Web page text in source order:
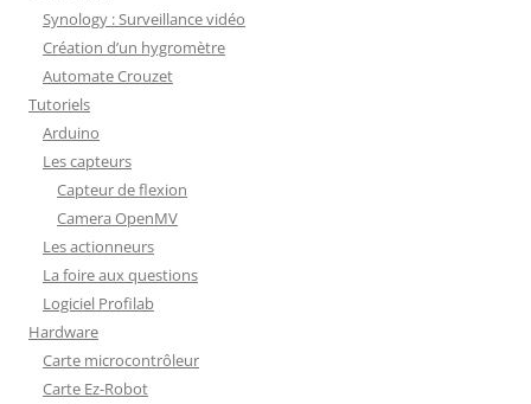
Synology : Surveillance vidéo
Création d’un hygromètre
Automate Crouzet
Tutoriels
Arduino
Les capteurs
Capteur de flexion
Camera OpenMV
Les actionneurs
La foire aux questions
Logiciel Profilab
Hardware
Carte microcontrôleur
Carte Ez-Robot